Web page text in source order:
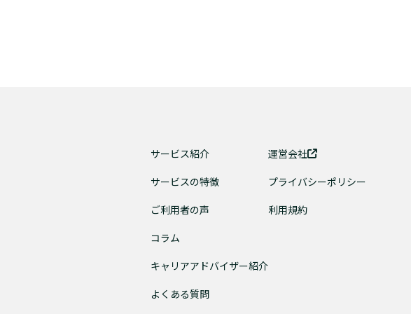
サービス紹介
サービスの特徴
ご利用者の声
コラム
キャリアアドバイザー紹介
よくある質問
運営会社
プライバシーポリシー
利用規約